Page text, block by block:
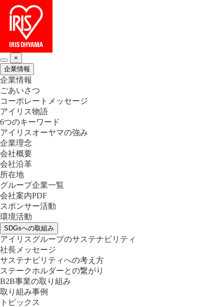
×
企業情報
企業情報
ごあいさつ
コーポレートメッセージ
アイリス物語
6つのキーワード
アイリスオーヤマの強み
企業理念
会社概要
会社沿革
所在地
グループ企業一覧
会社案内PDF
スポンサー活動
環境活動
SDGsへの取組み
アイリスグループのサステナビリティ
社長メッセージ
サステナビリティへの考え方
ステークホルダーとの繋がり
B2B事業の取り組み
取り組み事例
トピックス